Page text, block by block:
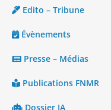
Edito – Tribune
Évènements
Presse – Médias
Publications FNMR
Dossier IA